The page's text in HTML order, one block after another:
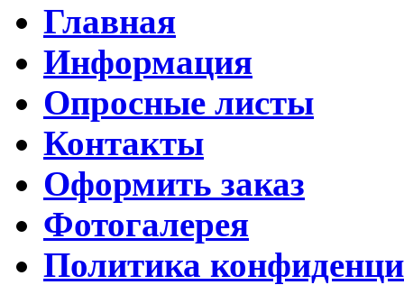
Главная
Информация
Опросные листы
Контакты
Оформить заказ
Фотогалерея
Политика